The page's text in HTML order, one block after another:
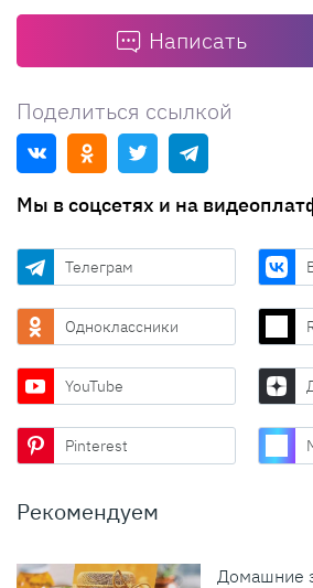
Написать
Поделиться ссылкой
Мы в соцсетях и на
Телеграм
Одноклассники
YouTube
Pinterest
Рекомендуем
Домашние